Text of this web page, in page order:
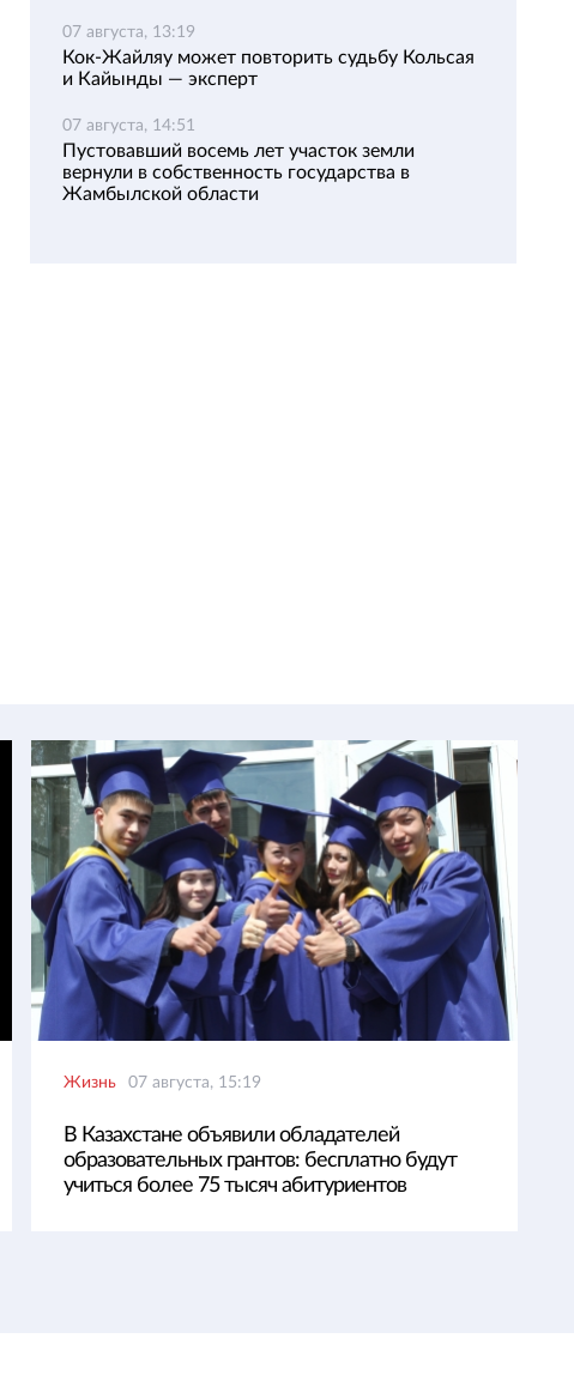
07 августа, 13:19
Кок-Жайляу может повторить судьбу Кольсая
и Кайынды — эксперт
07 августа, 14:51
Пустовавший восемь лет участок земли
вернули в собственность государства в
Жамбылской области
Жизнь 07 августа, 15:19
В Казахстане объявили обладателей
образовательных грантов: бесплатно будут
учиться более 75 тысяч абитуриентов